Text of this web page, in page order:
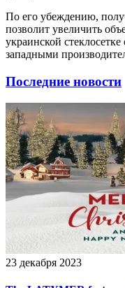
По его убеждению,
позволит увеличить
украинской
западными
Последние новости
23 декабря 2023